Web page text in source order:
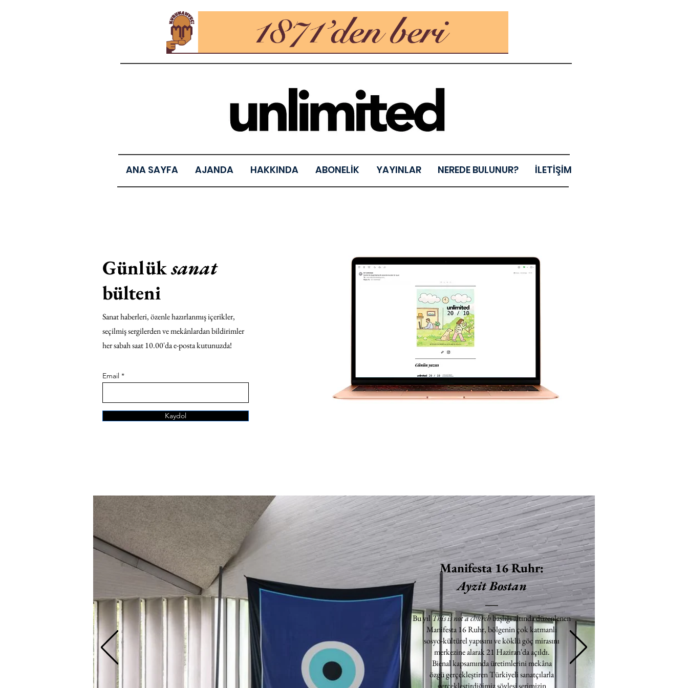
ANA SAYFA AJANDA HAKKINDA ABONELİK YAYINLAR NEREDE BULUNUR? İLETİŞİM
Günlüksanat
bülteni
Sanat haberleri, özenle hazırlanmış içerikler,
seçilmiş sergilerden ve mekânlardan bildirimler
her sabah saat 10.00'da e-posta kutunuzda!
Email
Kaydol
Manifesta 16 Ruhr:
Ayzit Bostan
Bu yılThis is not a churchbaşlığı altında düzenlenen
Manifesta 16 Ruhr, bölgenin çok katmanlı
sosyo-kültürel yapısını ve köklü göç mirasını
merkezine alarak 21 Haziran'da açıldı.
Bienal kapsamında üretimlerini mekâna
özgü gerçekleştiren Türkiyeli sanatçılarla
gerçekleştirdiğimiz söyleşi serimizin